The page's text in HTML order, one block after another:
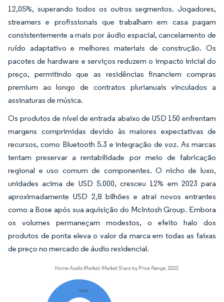
12,05%, superando todos os outros segmentos. Jogadores,
streamers e profissionais que trabalham em casa pagam
consistentemente a mais por áudio espacial, cancelamento de
ruído adaptativo e melhores materiais de construção. Os
pacotes de hardware e serviços reduzem o impacto inicial do
preço, permitindo que as residências financiem compras
premium ao longo de contratos plurianuais vinculados a
assinaturas de música.
Os produtos de nível de entrada abaixo de USD 150 enfrentam
margens comprimidas devido às maiores expectativas de
recursos, como Bluetooth 5.3 e integração de voz. As marcas
tentam preservar a rentabilidade por meio de fabricação
regional e uso comum de componentes. O nicho de luxo,
unidades acima de USD 5.000, cresceu 12% em 2023 para
aproximadamente USD 2,8 bilhões e atrai novos entrantes
como a Bose após sua aquisição do McIntosh Group. Embora
os volumes permaneçam modestos, o efeito halo dos
produtos de ponta eleva o valor da marca em todas as faixas
de preço no mercado de áudio residencial.